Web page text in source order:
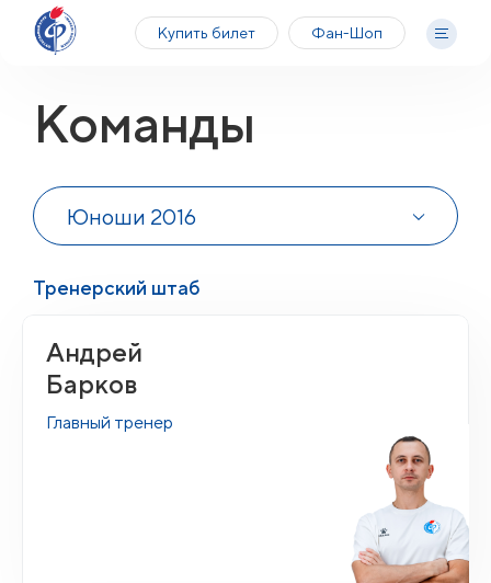
Купить билет Фан-Шоп
Команды
Юноши 2016
Тренерский штаб
Андрей
Барков
Главный тренер